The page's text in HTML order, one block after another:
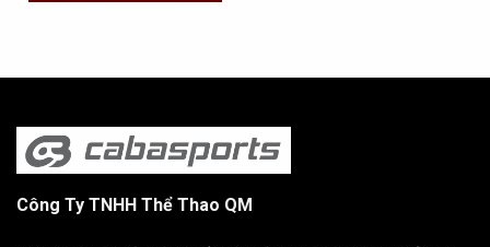
Công Ty TNHH Thể Thao QM